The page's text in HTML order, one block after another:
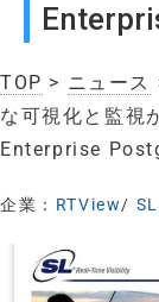
TOP > ニュース
な可視化と監視
Enterprise
企業： RTView/ SL